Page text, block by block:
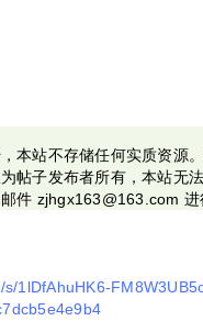
本站不存储任何实质资源
帖子发布者所有，本站无
件 zjhgx163@163.com 进
1lDfAhuHK6-